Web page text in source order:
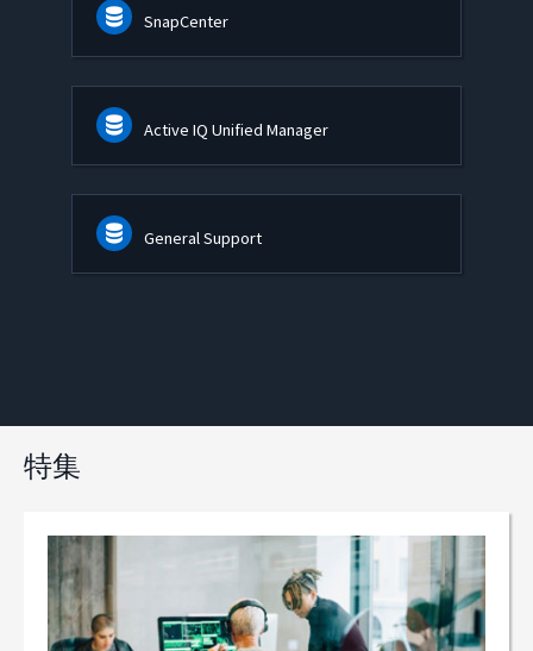
SnapCenter
Active IQ Unified Manager
General Support
特集